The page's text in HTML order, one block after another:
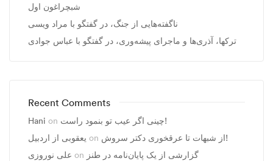
شبچراغون اول
ناگفته‌هایی از جنگ، در گفتگو با مراد ویسی
ترکها، آذری‌ها و ماجرای پیشه‌وری، در گفتگو با عباس جوادی
Recent Comments
Hani on
چینی اگر عیب تو بنمود راست!
یعقوبی از اردبیل on
از شبهات تا عرقخوری دکتر سروش!
علی نوروزی on گزارشی از یک پایان‌نامه در طنز